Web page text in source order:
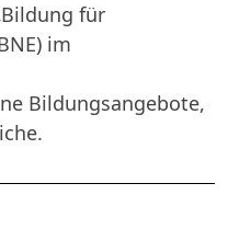
für
im
Bildungsangebote,